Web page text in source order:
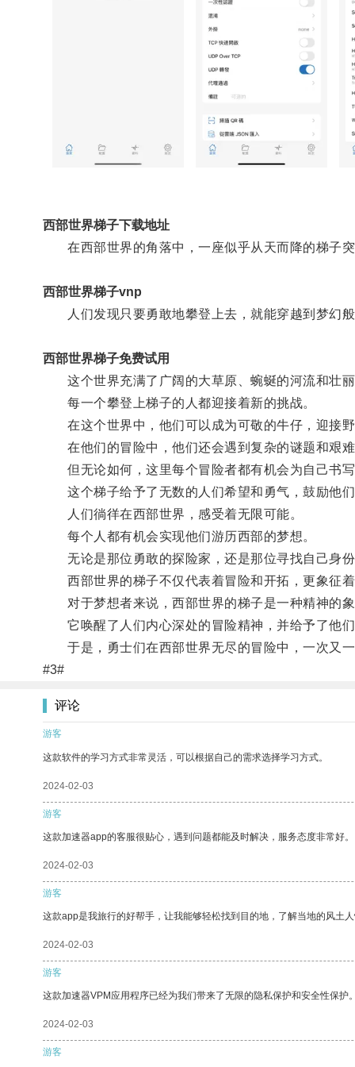
西部世界梯子下载地址
在西部世界的角落中，一座似乎从天而降的梯子突
西部世界梯子vnp
人们发现只要勇敢地攀登上去，就能穿越到梦幻
西部世界梯子免费试用
这个世界充满了广阔的大草原、蜿蜒的河流和壮
每一个攀登上梯子的人都迎接着新的挑战。
在这个世界中，他们可以成为可敬的牛仔，迎接
在他们的冒险中，他们还会遇到复杂的谜题和艰
但无论如何，这里每个冒险者都有机会为自己书写
这个梯子给予了无数的人们希望和勇气，鼓励他们
人们徜徉在西部世界，感受着无限可能。
每个人都有机会实现他们游历西部的梦想。
无论是那位勇敢的探险家，还是那位寻找自己身
西部世界的梯子不仅代表着冒险和开拓，更象征
对于梦想者来说，西部世界的梯子是一种精神的
它唤醒了人们内心深处的冒险精神，并给予了他们
于是，勇士们在西部世界无尽的冒险中，一次又
#3#
评论
游客
这款软件的学习方式非常灵活，可以根据自己的需求选择学习方式。
2024-02-03
游客
这款加速器app的客服很贴心，遇到问题都能及时解决，服务态度非常好。
2024-02-03
游客
这款app是我旅行的好帮手，让我能够轻松找到目的地，了解当地的风土
2024-02-03
游客
这款加速器VPM应用程序已经为我们带来了无限的隐私保护和安全性保护
2024-02-03
游客